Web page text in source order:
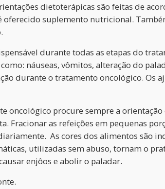
dietoterápicas são feitas de
oferecido suplemento nutricional.
durante todas as etapas do
náuseas, vômitos, alteração do
durante o tratamento oncológico. Os
oncológico procure sempre a
Fracionar as refeições em pequenas
As cores dos alimentos são
utilizadas sem abuso, tornam o
enjôos e abolir o paladar.